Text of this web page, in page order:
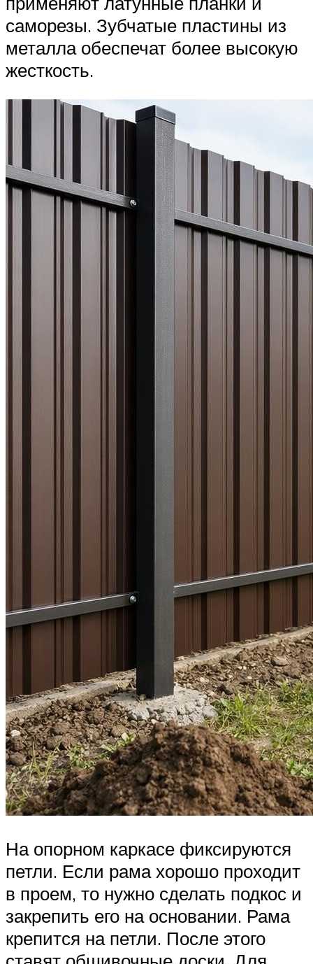
саморезы. Зубчатые пластины из
металла обеспечат более высокую
жесткость.
На опорном каркасе фиксируются
петли. Если рама хорошо проходит
в проем, то нужно сделать подкос и
закрепить его на основании. Рама
крепится на петли. После этого